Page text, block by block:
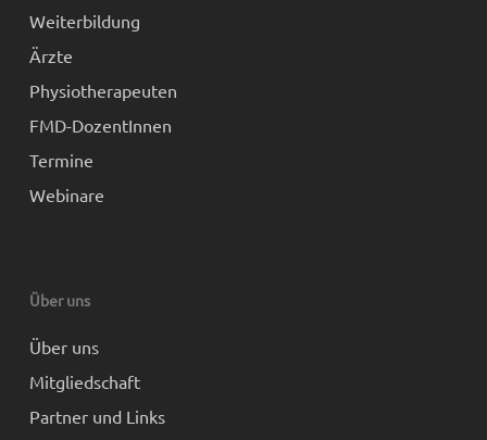
Weiterbildung
Ärzte
Physiotherapeuten
FMD-DozentInnen
Termine
Webinare
Über uns
Über uns
Mitgliedschaft
Partner und Links